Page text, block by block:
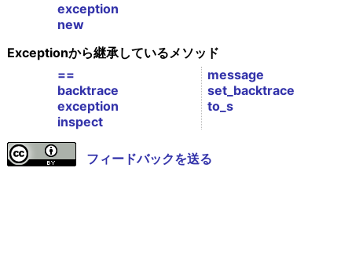
exception
new
Exceptionから継承しているメソッド
==
backtrace
exception
inspect
message
set_backtrace
to_s
フィードバックを送る